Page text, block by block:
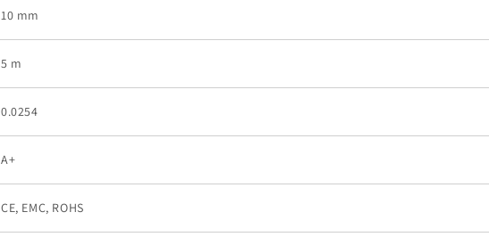
10 mm
5 m
0.0254
A+
CE, EMC, ROHS